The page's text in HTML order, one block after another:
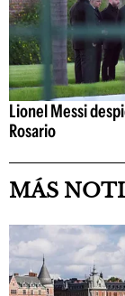
Lionel Messi
Rosario
MÁS